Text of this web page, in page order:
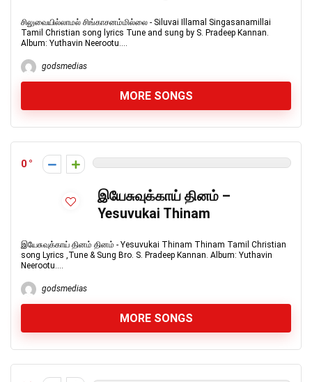
சிலுவையில்லாமல் சிங்காசனம்மில்லை - Siluvai Illamal Singasanamillai
Tamil Christian song lyrics Tune and sung by S. Pradeep Kannan.
Album: Yuthavin Neerootu....
godsmedias
MORE SONGS
0
இயேசுவுக்காய் தினம் –
Yesuvukai Thinam
இயேசுவுக்காய் தினம் தினம் - Yesuvukai Thinam Thinam Tamil Christian
song Lyrics ,Tune & Sung Bro. S. Pradeep Kannan. Album: Yuthavin
Neerootu....
godsmedias
MORE SONGS